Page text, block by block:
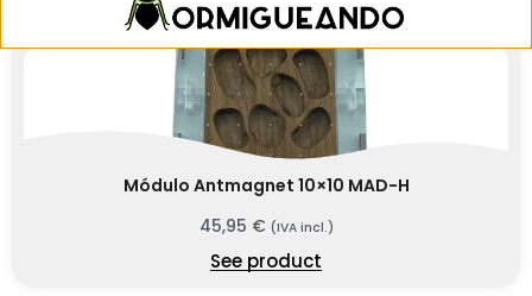
Módulo Antmagnet 10×10 MAD-H
45,95 € (IVA incl.)
See product